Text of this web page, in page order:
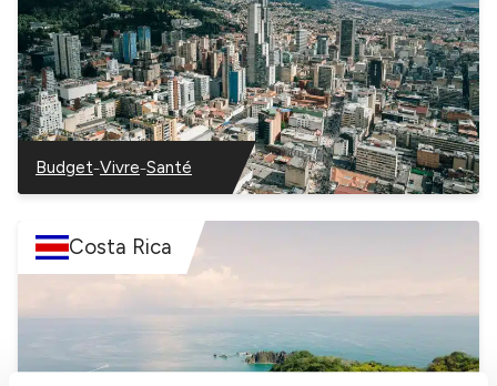
Budget
–
Colombie
–Vivre
–
Colombie
–Santé
–
Colombie
Costa Rica